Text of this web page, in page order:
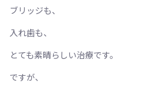
ブリッジも、
入れ歯も、
とても素晴らしい治療です。
ですが、